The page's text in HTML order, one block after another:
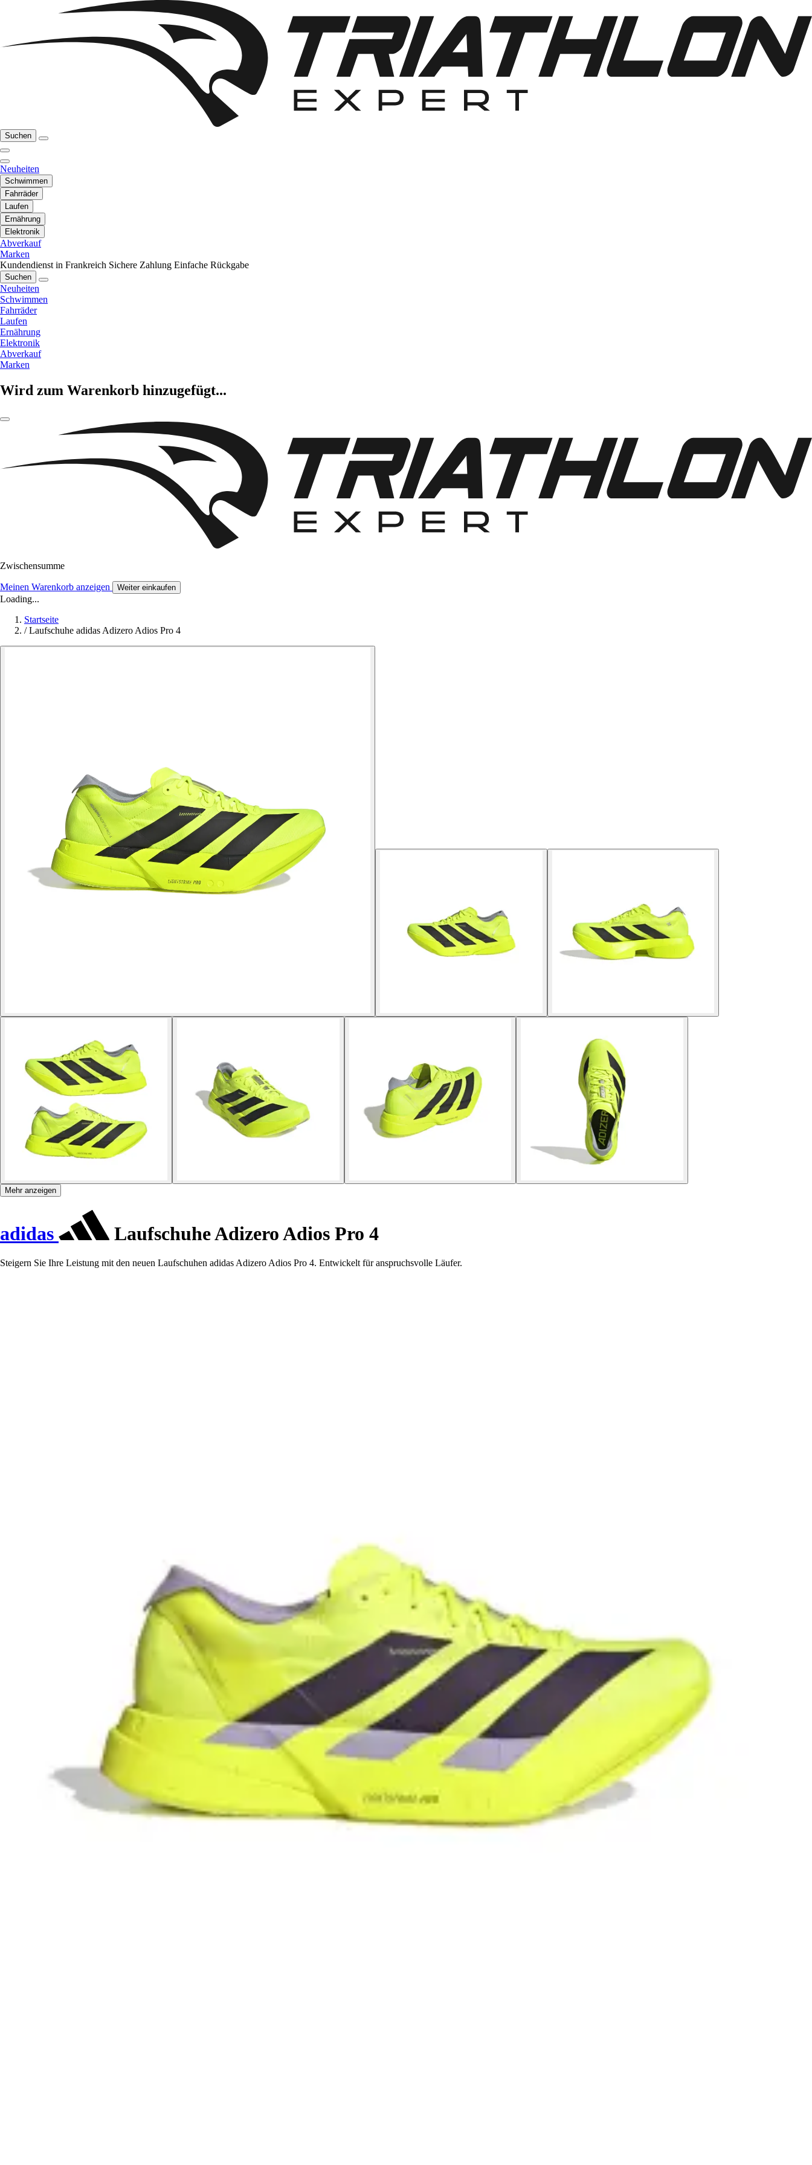
Suchen
Neuheiten
Schwimmen
Fahrräder
Laufen
Ernährung
Elektronik
Abverkauf
Marken
Kundendienst in Frankreich Sichere Zahlung Einfache Rückgabe
Suchen
Neuheiten
Schwimmen
Fahrräder
Laufen
Ernährung
Elektronik
Abverkauf
Marken
Wird zum Warenkorb hinzugefügt...
Zwischensumme
Meinen Warenkorb anzeigen Weiter einkaufen
Loading...
Startseite
/ Laufschuhe adidas Adizero Adios Pro 4
Mehr anzeigen
adidas Laufschuhe Adizero Adios Pro 4
Steigern Sie Ihre Leistung mit den neuen Laufschuhen adidas Adizero Adios Pro 4. Entwickelt für anspruchsvolle Läufer.